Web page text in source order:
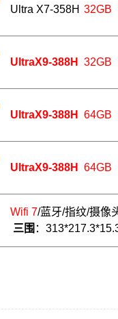
Ultra X7-358H 32GB
UltraX9-388H 32GB
UltraX9-388H 64GB
UltraX9-388H 64GB
Wifi 7/蓝牙/指纹/摄
三围 ：